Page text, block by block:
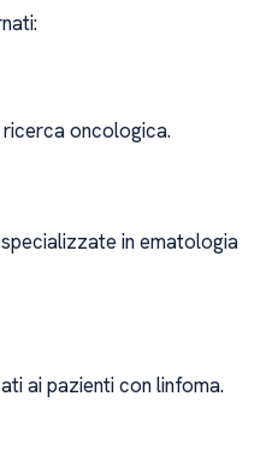
oncologica.
in ematologia
ai pazienti con linfoma.